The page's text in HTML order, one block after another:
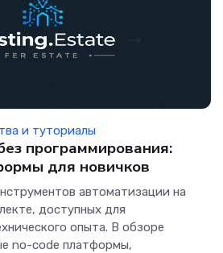
и туториалы
программирования:
для новичков
автоматизации на
доступных для
опыта. В обзоре
no-code платформы,